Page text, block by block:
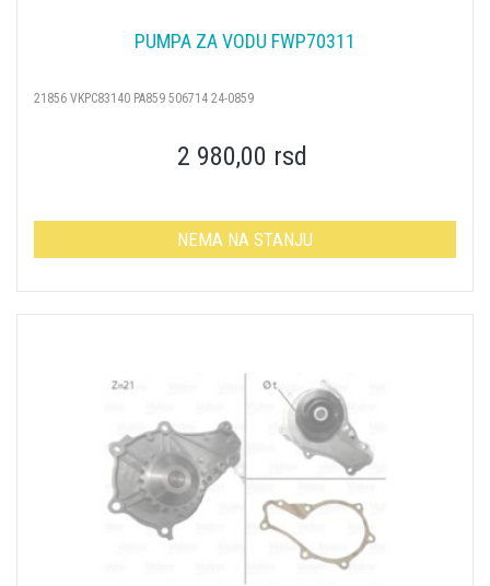
PUMPA ZA VODU FWP70311
21856 VKPC83140 PA859 506714 24-0859
2 980,00 rsd
NEMA NA STANJU